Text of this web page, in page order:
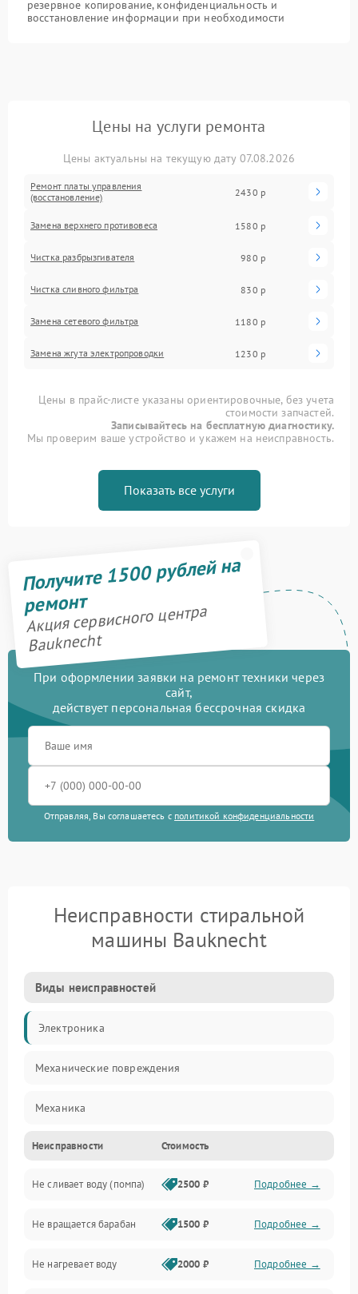
резервное копирование, конфиденциальность и
восстановление информации при необходимости
Цены на услуги ремонта
Цены актуальны на текущую дату 07.08.2026
Ремонт платы управления
(восстановление)
2430 р
Замена верхнего противовеса 1580 р
Чистка разбрызгивателя 980 р
Чистка сливного фильтра 830 р
Замена сетевого фильтра 1180 р
Замена жгута электропроводки 1230 р
Цены в прайс-листе указаны ориентировочные, без учета
стоимости запчастей.
Записывайтесь на бесплатную диагностику.
Мы проверим ваше устройство и укажем на неисправность.
Показать все услуги
Получите 1500 рублей на
ремонт
Акция сервисного центра
Bauknecht
При оформлении заявки на ремонт техники через
сайт,
действует персональная бессрочная скидка
Отправляя, Вы соглашаетесь с политикой конфиденциальности
Неисправности стиральной
машины Bauknecht
Виды неисправностей
Электроника
Механические повреждения
Механика
Электропитание
Водоснабжение
Слив
Программное обеспечение
Неисправности Стоимость
Не сливает воду (помпа) 2500 ₽ Подробнее →
Не вращается барабан 1500 ₽ Подробнее →
Не нагревает воду 2000 ₽ Подробнее →